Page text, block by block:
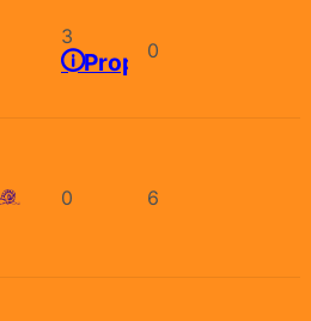
3
Propozice
0
0 6